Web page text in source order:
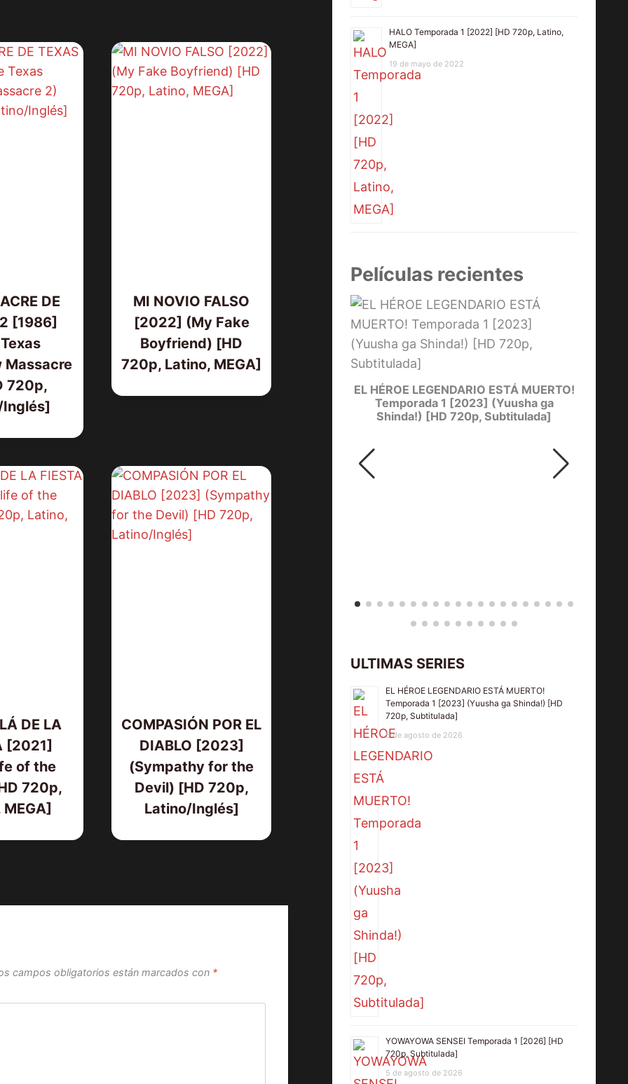
DE
[1986]
Massacre
720p,
MI NOVIO FALSO
[2022] (My Fake
Boyfriend) [HD
720p, Latino, MEGA]
DE LA
[2021]
of the
720p,
COMPASIÓN POR EL
DIABLO [2023]
(Sympathy for the
Devil) [HD 720p,
Latino/Inglés]
campos obligatorios están marcados con *
HALO Temporada 1 [2022] [HD 720p, Latino,
MEGA]
19 de mayo de 2022
Películas recientes
LOS JUSTICIEROS [1993] (Tombstone)
[HD 720p, Latino/Inglés]
EL HÉROE LEGENDARIO ESTÁ MUERTO!
Temporada 1 [2023] (Yuusha ga
Shinda!) [HD 720p, Subtitulada]
ULTIMAS SERIES
EL HÉROE LEGENDARIO ESTÁ MUERTO!
Temporada 1 [2023] (Yuusha ga Shinda!) [HD
720p, Subtitulada]
5 de agosto de 2026
YOWAYOWA SENSEI Temporada 1 [2026] [HD
720p, Subtitulada]
5 de agosto de 2026